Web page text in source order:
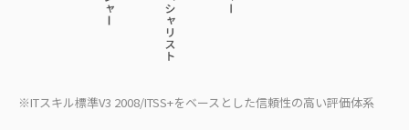
※ITスキル標準V3 2008/ITSS+をベースとした信頼性の高い評価体系